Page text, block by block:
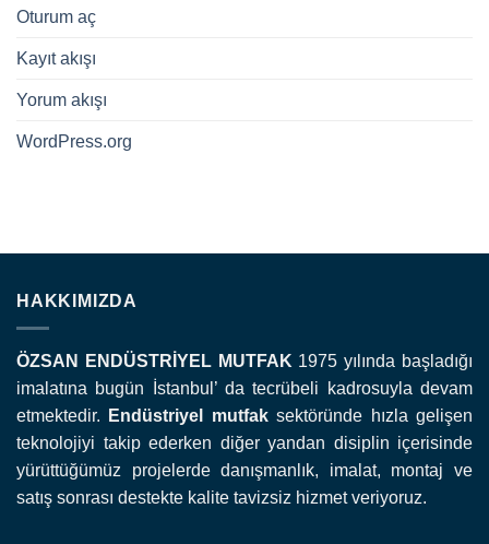
Oturum aç
Kayıt akışı
Yorum akışı
WordPress.org
HAKKIMIZDA
ÖZSAN ENDÜSTRİYEL MUTFAK 1975 yılında başladığı
imalatına bugün İstanbul’ da tecrübeli kadrosuyla devam
etmektedir.
Endüstriyel mutfaksektöründe hızla gelişen
teknolojiyi takip ederken diğer yandan disiplin içerisinde
yürüttüğümüz projelerde danışmanlık, imalat, montaj ve
satış sonrası destekte kalite tavizsiz hizmet veriyoruz.